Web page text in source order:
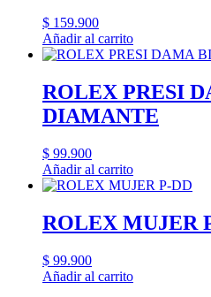
$ 159.900
Añadir al carrito
ROLEX PRESI
DIAMANTE
$ 99.900
Añadir al carrito
ROLEX MUJER
$ 99.900
Añadir al carrito